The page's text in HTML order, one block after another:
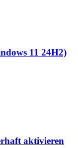
11 24H2)
aktivieren